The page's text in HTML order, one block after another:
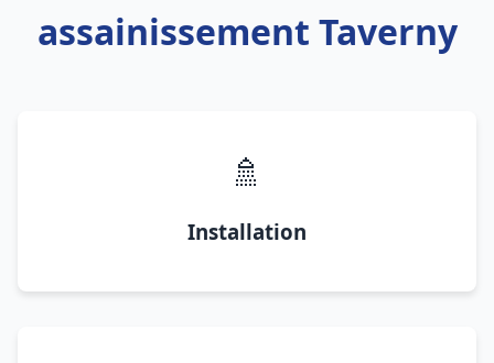
assainissement Taverny
🚿
Installation